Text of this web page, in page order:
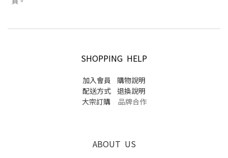
SHOPPING HELP
加入會員
購物說明
配送方式
退換說明
大宗訂購品牌合作
ABOUT US